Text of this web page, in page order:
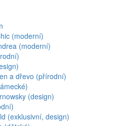
(moderní)
(moderní)
a dřevo (přírodní)
(design)
(exklusivní, design)